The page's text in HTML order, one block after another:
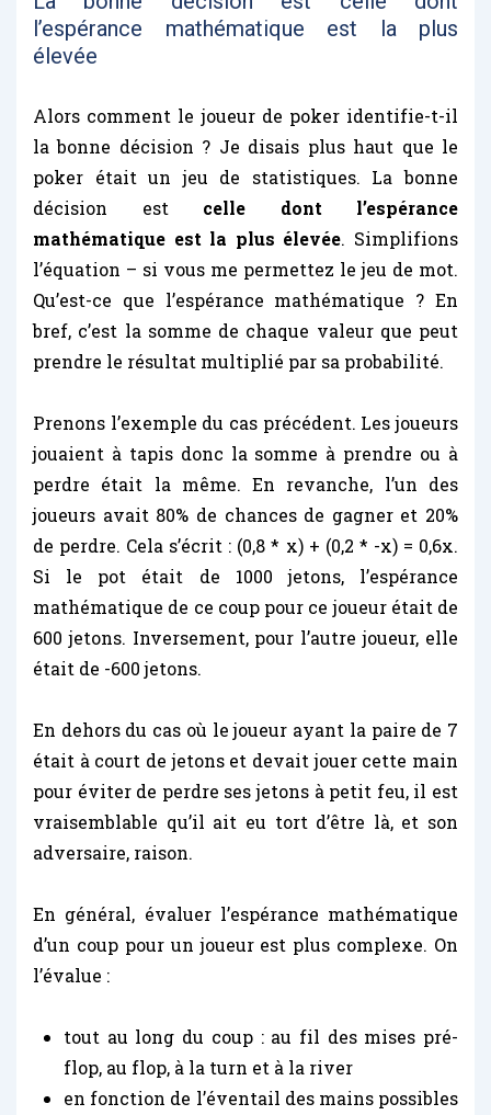
l’espérance mathématique est la plus
élevée
Alors comment le joueur de poker identifie-t-il
la bonne décision ? Je disais plus haut que le
poker était un jeu de statistiques. La bonne
décision est celle dont l’espérance
mathématique est la plus élevée. Simplifions
l’équation – si vous me permettez le jeu de mot.
Qu’est-ce que l’espérance mathématique ? En
bref, c’est la somme de chaque valeur que peut
prendre le résultat multiplié par sa probabilité.
Prenons l’exemple du cas précédent. Les joueurs
jouaient à tapis donc la somme à prendre ou à
perdre était la même. En revanche, l’un des
joueurs avait 80% de chances de gagner et 20%
de perdre. Cela s’écrit : (0,8 * x) + (0,2 * -x) = 0,6x.
Si le pot était de 1000 jetons, l’espérance
mathématique de ce coup pour ce joueur était de
600 jetons. Inversement, pour l’autre joueur, elle
était de -600 jetons.
En dehors du cas où le joueur ayant la paire de 7
était à court de jetons et devait jouer cette main
pour éviter de perdre ses jetons à petit feu, il est
vraisemblable qu’il ait eu tort d’être là, et son
adversaire, raison.
En général, évaluer l’espérance mathématique
d’un coup pour un joueur est plus complexe. On
l’évalue :
tout au long du coup : au fil des mises pré-
flop, au flop, à la turn et à la river
en fonction de l’éventail des mains possibles